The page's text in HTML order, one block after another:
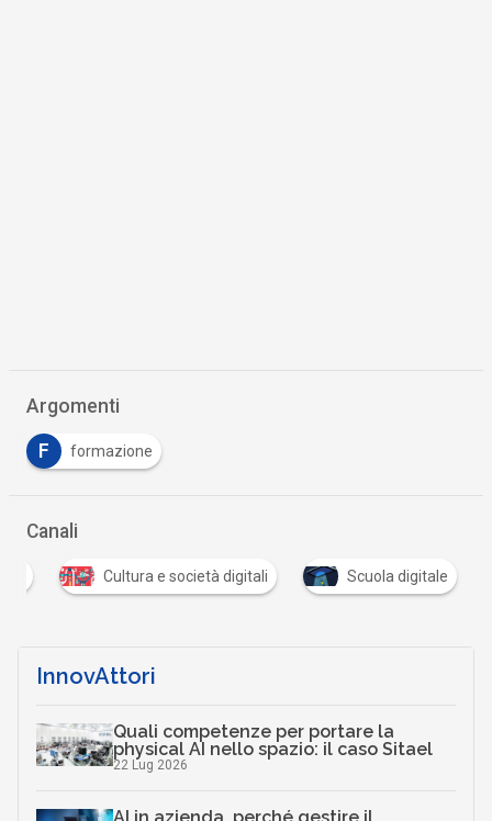
Argomenti
F formazione
Canali
Cultura e società digitali Scuola digitale
InnovAttori
Quali competenze per portare la
physical AI nello spazio: il caso Sitael
22 Lug 2026